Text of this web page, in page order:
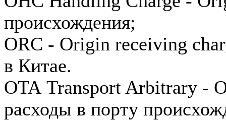
происхождения;
ORC - Origin receiving
в Китае.
OTA Transport Arbitrary -
расходы в порту